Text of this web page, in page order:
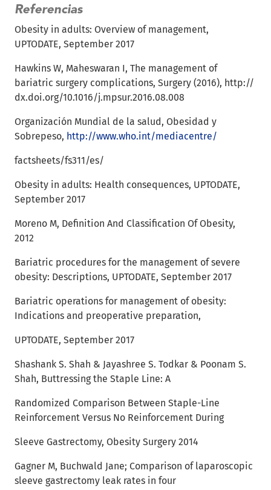
Referencias
Obesity in adults: Overview of management,
UPTODATE, September 2017
Hawkins W, Maheswaran I, The management of
bariatric surgery complications, Surgery (2016), http://
dx.doi.org/10.1016/j.mpsur.2016.08.008
Organización Mundial de la salud, Obesidad y
Sobrepeso, http://www.who.int/mediacentre/
factsheets/fs311/es/
Obesity in adults: Health consequences, UPTODATE,
September 2017
Moreno M, Definition And Classification Of Obesity,
2012
Bariatric procedures for the management of severe
obesity: Descriptions, UPTODATE, September 2017
Bariatric operations for management of obesity:
Indications and preoperative preparation,
UPTODATE, September 2017
Shashank S. Shah & Jayashree S. Todkar & Poonam S.
Shah, Buttressing the Staple Line: A
Randomized Comparison Between Staple-Line
Reinforcement Versus No Reinforcement During
Sleeve Gastrectomy, Obesity Surgery 2014
Gagner M, Buchwald Jane; Comparison of laparoscopic
sleeve gastrectomy leak rates in four